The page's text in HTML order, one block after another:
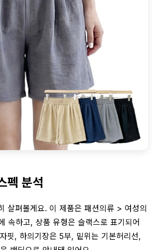
펙 분석
살펴볼게요. 이 제품은 패션의류 > 여성의
속하고, 상품 유형은 슬랙스로 표기되어
핏, 하의기장은 5부, 밑위는 기본허리선,